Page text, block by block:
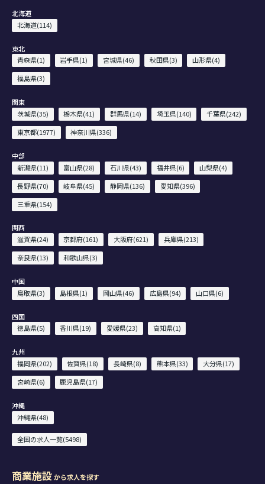
北海道
北海道(114)
東北
青森県(1)
岩手県(1) 宮城県(46) 秋田県(3)
山形県(4)
福島県(3)
関東
茨城県(35)
栃木県(41) 群馬県(14) 埼玉県(140)
千葉県(242)
東京都(1977)
神奈川県(336)
中部
新潟県(11)
富山県(28) 石川県(43) 福井県(6)
山梨県(4)
長野県(70)
岐阜県(45) 静岡県(136)
愛知県(396)
三重県(154)
関西
滋賀県(24)
京都府(161) 大阪府(621)
兵庫県(213)
奈良県(13)
和歌山県(3)
中国
鳥取県(3)
島根県(1) 岡山県(46) 広島県(94) 山口県(6)
四国
徳島県(5)
香川県(19) 愛媛県(23) 高知県(1)
九州
福岡県(202)
佐賀県(18) 長崎県(8) 熊本県(33)
大分県(17)
宮崎県(6)
鹿児島県(17)
沖縄
沖縄県(48)
全国の求人一覧(5498)
商業施設から求人を探す